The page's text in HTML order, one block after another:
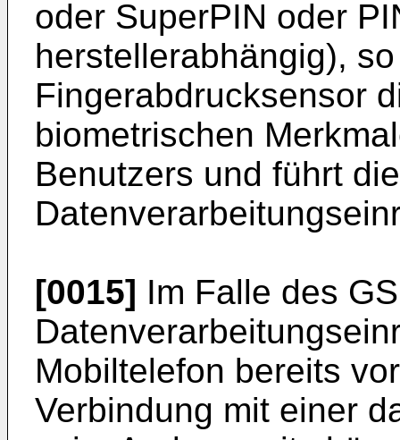
oder SuperPIN oder
herstellerabhängig),
Fingerabdrucksensor
biometrischen
Benutzers und führt
[0015] Im Falle des
Mobiltelefon bereits
Verbindung mit einer